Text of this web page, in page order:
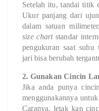
Setelah itu, tandai titik
Ukur panjang dari
dalam satuan
size chartstandar
pengukuran saat
jari bisa berubah
2. Gunakan Cincin
Jika anda punya
menggunakannya
Caranya, letak kan